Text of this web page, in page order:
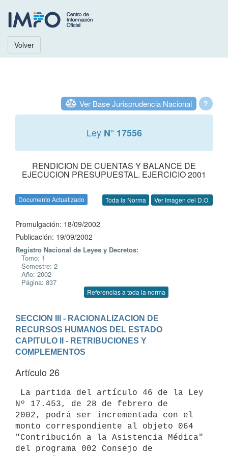
Volver
?
Ver Base Jurisprudencia Nacional
Ley N° 17556
RENDICION DE CUENTAS Y BALANCE DE
EJECUCION PRESUPUESTAL. EJERCICIO 2001
Documento Actualizado Toda la Norma Ver Imagen del D.O.
Promulgación: 18/09/2002
Publicación: 19/09/2002
Registro Nacional de Leyes y Decretos:
Tomo: 1
Semestre: 2
Año: 2002
Página: 837
Referencias a toda la norma
SECCION III - RACIONALIZACION DE
RECURSOS HUMANOS DEL ESTADO
CAPITULO II - RETRIBUCIONES Y
COMPLEMENTOS
Artículo 26
Nº 17.453, de 28 de febrero de
2002, podrá ser incrementada con el
monto correspondiente al objeto 064
"Contribución a la Asistencia Médica"
del programa 002 Consejo de